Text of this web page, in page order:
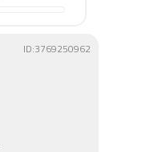
ID:3769250962